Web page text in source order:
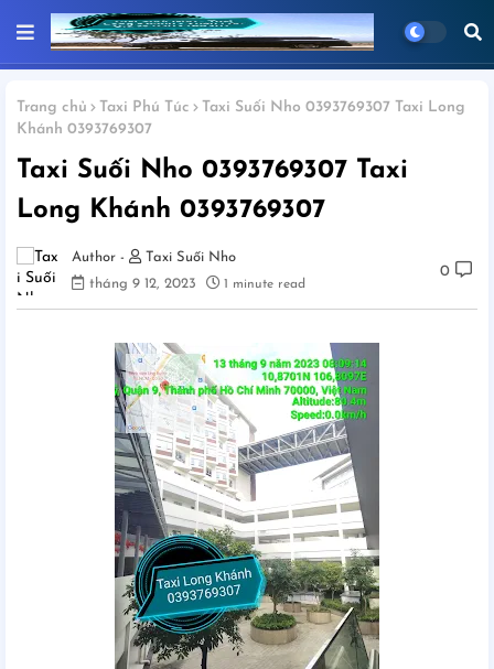
Trang chủ Taxi Phú Túc
Taxi Suối Nho 0393769307 Taxi Long
Khánh 0393769307
Taxi Suối Nho 0393769307 Taxi
Long Khánh 0393769307
Taxi Suối Nho
tháng 9 12, 2023
1 minute read
0